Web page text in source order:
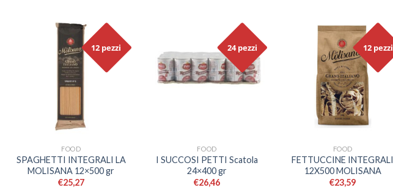
12 pezzi
FOOD
SPAGHETTI INTEGRALI LA
MOLISANA 12×500 gr
€25,27
24 pezzi
FOOD
I SUCCOSI PETTI Scatola
24×400 gr
€26,46
12 pezzi
FOOD
FETTUCCINE INTEGRALI
12X500 MOLISANA
€23,59